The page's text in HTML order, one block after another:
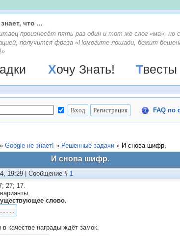
что ...
произнесёт пять раз один и тот же слог «ма», но
получится фраза «Помогите лошади, бежит
Хочу Знать! Твесты
FAQ по
» Google не знает! » Решенные задачи » И снова шифр.
И снова шифр.
19:29 | Сообщение # 1
27; 17.
слово.
в качестве награды ждёт замок.